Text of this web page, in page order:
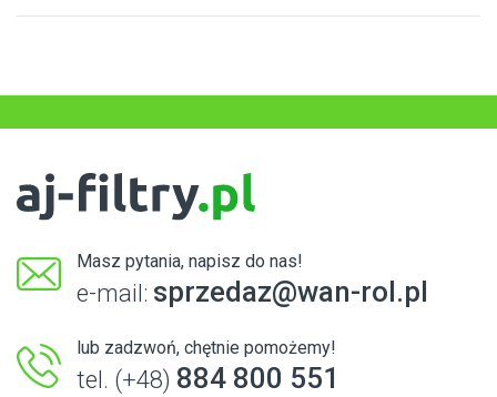
Masz pytania, napisz do nas!
e-mail: sprzedaz@wan-rol.pl
lub zadzwoń, chętnie pomożemy!
tel. (+48) 884 800 551